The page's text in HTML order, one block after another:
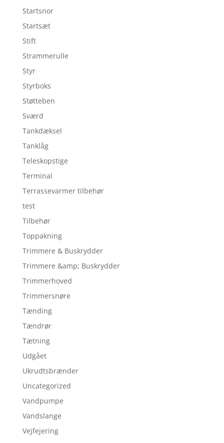
Startsnor
Startsæt
Stift
Strammerulle
Styr
Styrboks
Støtteben
Sværd
Tankdæksel
Tanklåg
Teleskopstige
Terminal
Terrassevarmer tilbehør
test
Tilbehør
Toppakning
Trimmere & Buskrydder
Trimmere &amp; Buskrydder
Trimmerhoved
Trimmersnøre
Tænding
Tændrør
Tætning
Udgået
Ukrudtsbrænder
Uncategorized
Vandpumpe
Vandslange
Vejfejering